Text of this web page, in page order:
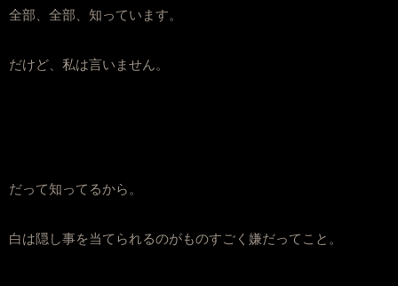
全部、全部、知っています。
だけど、私は言いません。
だって知ってるから。
白は隠し事を当てられるのがものすごく嫌だってこと。